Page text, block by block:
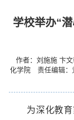
学校举办“
作者：刘施施 卞
化学院
责任编辑：
为深化教